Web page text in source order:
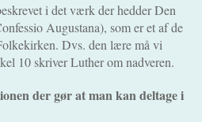
i det værk der hedder Den
Augustana), som er et af de
Dvs. den lære må vi
10 skriver Luther om nadveren.
der gør at man kan deltage i